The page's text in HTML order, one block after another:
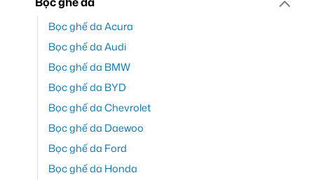
Bọc ghế da Acura
Bọc ghế da Audi
Bọc ghế da BMW
Bọc ghế da BYD
Bọc ghế da Chevrolet
Bọc ghế da Daewoo
Bọc ghế da Ford
Bọc ghế da Honda